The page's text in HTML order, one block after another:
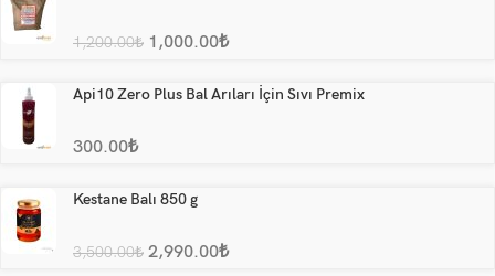
1,200.00₺ 1,000.00₺
Api10 Zero Plus Bal Arıları İçin Sıvı Premix
300.00₺
Kestane Balı 850 g
3,500.00₺ 2,990.00₺